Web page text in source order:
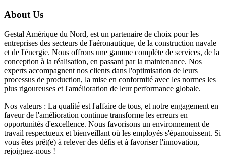
About Us
Gestal Amérique du Nord, est un partenaire de choix pour les
entreprises des secteurs de l'aéronautique, de la construction navale
et de l'énergie. Nous offrons une gamme complète de services, de la
conception à la réalisation, en passant par la maintenance. Nos
experts accompagnent nos clients dans l'optimisation de leurs
processus de production, la mise en conformité avec les normes les
plus rigoureuses et l'amélioration de leur performance globale.
Nos valeurs : La qualité est l'affaire de tous, et notre engagement en
faveur de l'amélioration continue transforme les erreurs en
opportunités d'excellence. Nous favorisons un environnement de
travail respectueux et bienveillant où les employés s'épanouissent. Si
vous êtes prêt(e) à relever des défis et à favoriser l'innovation,
rejoignez-nous !